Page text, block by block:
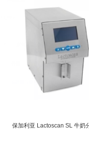
保加利亚 Lactoscan SL 牛奶